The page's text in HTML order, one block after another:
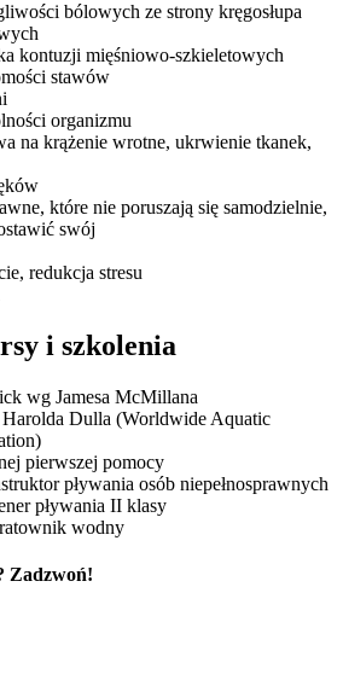
bólowych ze strony kręgosłupa
kontuzji mięśniowo-szkieletowych
stawów
organizmu
na krążenie wrotne, ukrwienie tkanek,
które nie poruszają się samodzielnie,
swój
redukcja stresu
i szkolenia
wg Jamesa McMillana
Harolda Dulla (Worldwide Aquatic
pierwszej pomocy
pływania osób niepełnosprawnych
pływania II klasy
wodny
Zadzwoń!